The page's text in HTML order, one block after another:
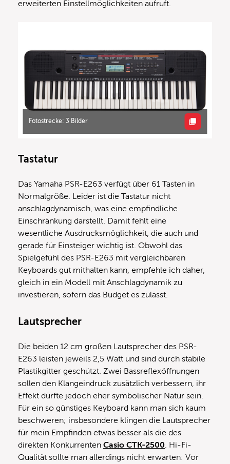
erweiterten Einstellmöglichkeiten aufruft.
Fotostrecke: 3 Bilder
Tastatur
Das Yamaha PSR-E263 verfügt über 61 Tasten in
Normalgröße. Leider ist die Tastatur nicht
anschlagdynamisch, was eine empfindliche
Einschränkung darstellt. Damit fehlt eine
wesentliche Ausdrucksmöglichkeit, die auch und
gerade für Einsteiger wichtig ist. Obwohl das
Spielgefühl des PSR-E263 mit vergleichbaren
Keyboards gut mithalten kann, empfehle ich daher,
gleich in ein Modell mit Anschlagdynamik zu
investieren, sofern das Budget es zulässt.
Lautsprecher
Die beiden 12 cm großen Lautsprecher des PSR-
E263 leisten jeweils 2,5 Watt und sind durch stabile
Plastikgitter geschützt. Zwei Bassreflexöffnungen
sollen den Klangeindruck zusätzlich verbessern, ihr
Effekt dürfte jedoch eher symbolischer Natur sein.
Für ein so günstiges Keyboard kann man sich kaum
beschweren; insbesondere klingen die Lautsprecher
für mein Empfinden etwas besser als die des
direkten Konkurrenten Casio CTK-2500. Hi-Fi-
Qualität sollte man allerdings nicht erwarten: Vor